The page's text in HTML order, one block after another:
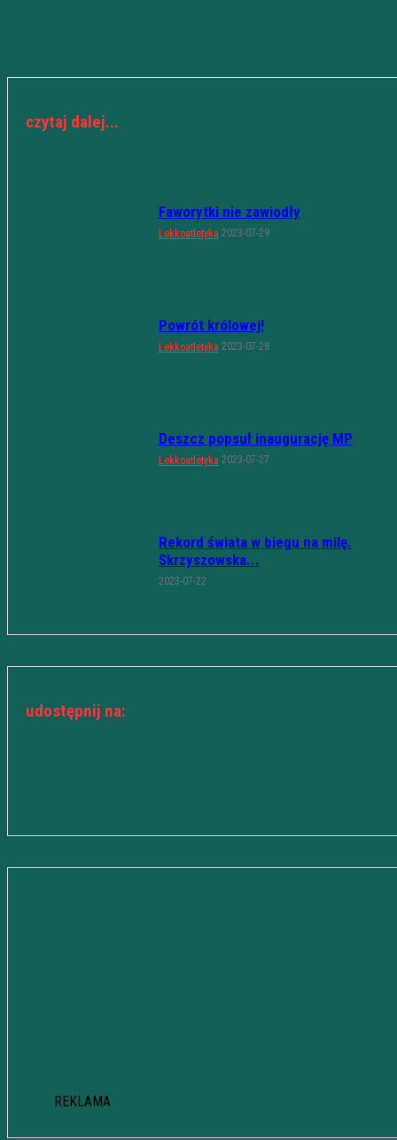
czytaj dalej...
Faworytki nie zawiodły
Lekkoatletyka 2023-07-29
Powrót królowej!
Lekkoatletyka 2023-07-28
Deszcz popsuł inaugurację MP
Lekkoatletyka 2023-07-27
Rekord świata w biegu na milę.
Skrzyszowska...
2023-07-22
udostępnij na:
REKLAMA